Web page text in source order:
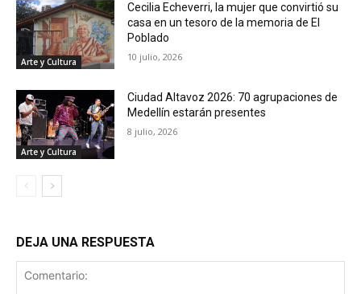
Arte y Cultura
Cecilia Echeverri, la mujer que convirtió su
casa en un tesoro de la memoria de El
Poblado
10 julio, 2026
Arte y Cultura
Ciudad Altavoz 2026: 70 agrupaciones de
Medellín estarán presentes
8 julio, 2026
DEJA UNA RESPUESTA